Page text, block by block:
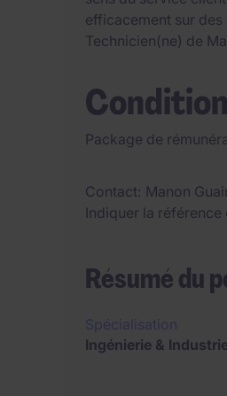
efficacement sur
Technicien(ne) de
Package de
Contact Manon
Indiquer la
Résumé du
Ingénierie &